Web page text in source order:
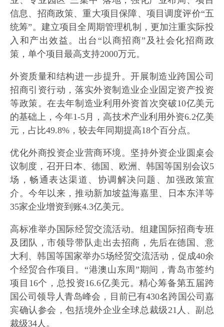
信息、招商政策、重大项目保障、项目调度评价“五
统筹”。建立项目全周期管理机制，更加注重实际投
入和产出效益。出台“以商招商”及社会化招商政
策，单个项目最高支持2000万元。
外资质量和结构进一步提升。开展制造业跨国公司
招商引资行动，落实外资制造业企业固定资产投资
等政策。在去年制造业利用外资首次突破10亿美元
的基础上，今年1-5月，高技术产业利用外资6.2亿美
元，占比49.8%，较去年同期提高18个百分点。
优化外商投资企业营商环境。坚持外资企业圆桌会
议制度，召开日本、德国、欧洲、韩国等国别会议5
场，畅通表达渠道、协调解决问题、加强政策宣
介。今年以来，推动新加坡益海嘉里、日本东洋等
35家企业增资到账4.3亿美元。
高标准举办国际经贸交流活动。组建国际招商专班
及团队，市领导带队走出去招商，先后在德国、意
大利、韩国等国家举办5场经贸交流活动，促成40余
个经贸合作项目。“港澳山东周”期间，青岛市签约
项目16个，总投资16.6亿美元。精心筹备第五届跨
国公司领导人青岛峰会，目前已有430名跨国公司嘉
宾确认参会，包括境外企业全球总裁级21人、副总
裁级34人。